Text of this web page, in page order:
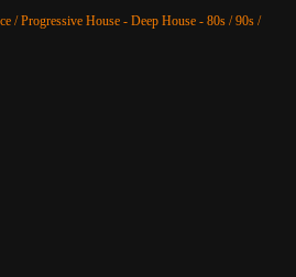
/ Progressive House - Deep House - 80s / 90s /